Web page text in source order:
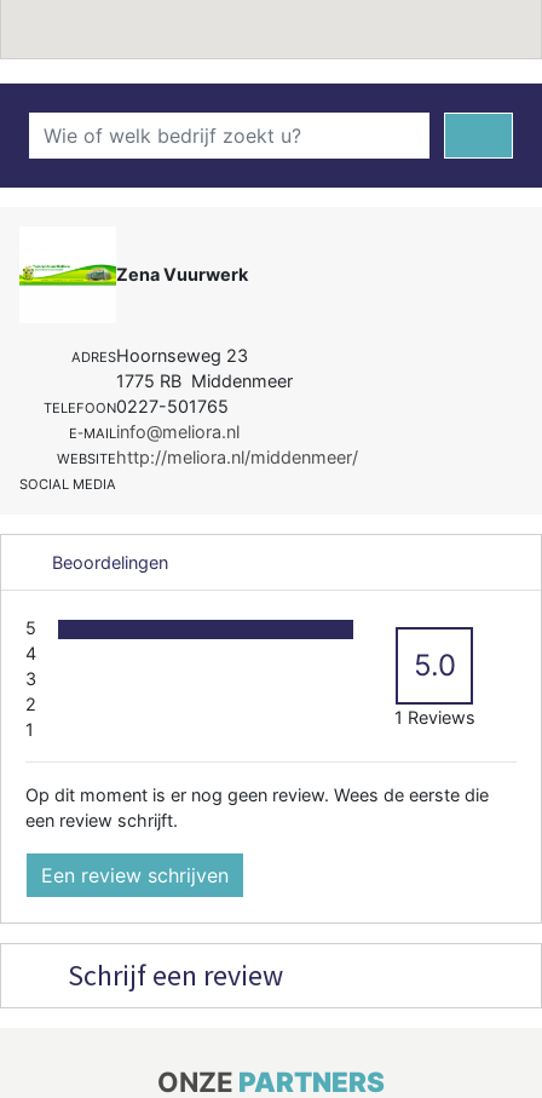
Zena Vuurwerk
ADRESHoornseweg 23
1775 RB Middenmeer
TELEFOON0227-501765
E-MAILinfo@meliora.nl
WEBSITEhttp://meliora.nl/middenmeer/
SOCIAL MEDIA
Beoordelingen
5
4
3
2
1
5.0
1 Reviews
Op dit moment is er nog geen review. Wees de eerste die
een review schrijft.
Een review schrijven
Schrijf een review
ONZE PARTNERS